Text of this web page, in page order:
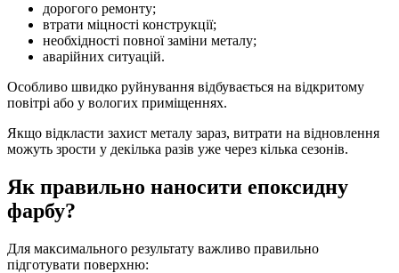
дорогого ремонту;
втрати міцності конструкції;
необхідності повної заміни металу;
аварійних ситуацій.
Особливо швидко руйнування відбувається на відкритому
повітрі або у вологих приміщеннях.
Якщо відкласти захист металу зараз, витрати на відновлення
можуть зрости у декілька разів уже через кілька сезонів.
Як правильно наносити епоксидну
фарбу?
Для максимального результату важливо правильно
підготувати поверхню: